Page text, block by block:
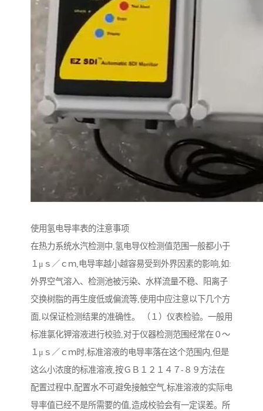
使用氢电导率表的注意事项
在热力系统水汽检测中,氢电导仪检测值范围一般都小于
１μｓ／ｃｍ,电导率越小越容易受到外界因素的影响,如:
外界空气溶入、检测池被污染、水样流量不稳、阳离子
交换树脂的再生度低或偏流等,使用中应注意以下几个方
面,以保证检测结果的准确性。 （１）仪表检验。一般用
标准氯化钾溶液进行校验,对于仪器检测范围经常在０～
１μｓ／ｃｍ时,标准溶液的电导率落在这个范围内,但是
这么小浓度的标准溶液,按ＧＢ１２１４７-８９方法在
配置过程中,配置水不可避免接触空气,标准溶液的实际电
导率值已经不是所需要的值,造成校验会有一定误差。所